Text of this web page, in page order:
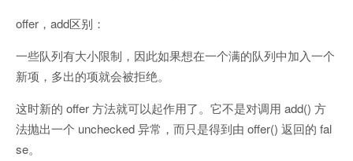
offer，add区别：
一些队列有大小限制，因此如果想在一个满的队列中加入一个
新项，多出的项就会被拒绝。
这时新的 offer 方法就可以起作用了。它不是对调用 add() 方
法抛出一个 unchecked 异常，而只是得到由 offer() 返回的 fal
se。